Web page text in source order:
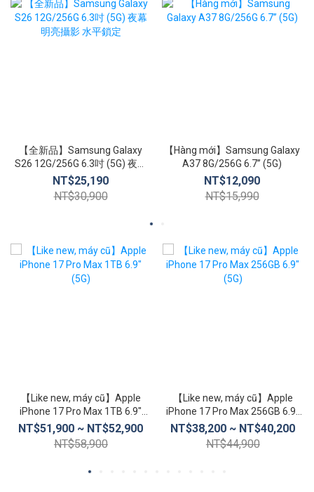
【全新品】Samsung Galaxy
S26 12G/256G 6.3吋 (5G) 夜幕
明亮攝影 水平鎖定
NT$25,190
NT$30,900
【Hàng mới】Samsung Galaxy
A37 8G/256G 6.7” (5G)
NT$12,090
NT$15,990
【Like new, máy cũ】Apple
iPhone 17 Pro Max 1TB 6.9″
(5G)
NT$51,900 ~ NT$52,900
NT$58,900
【Like new, máy cũ】Apple
iPhone 17 Pro Max 256GB 6.9″
(5G)
NT$38,200 ~ NT$40,200
NT$44,900